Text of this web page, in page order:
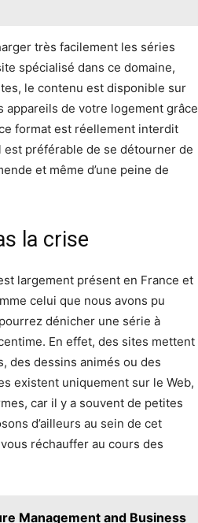
très facilement les séries
spécialisé dans ce domaine,
le contenu est disponible sur
appareils de votre logement grâce
format est réellement interdit
est préférable de se détourner de
et même d’une peine de
la crise
largement présent en France et
celui que nous avons pu
dénicher une série à
En effet, des sites mettent
des dessins animés ou des
existent uniquement sur le Web,
car il y a souvent de petites
d’ailleurs au sein de cet
réchauffer au cours des
Management and Business